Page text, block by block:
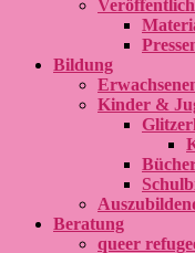
Bildung
Kinder &
Beratung
queer